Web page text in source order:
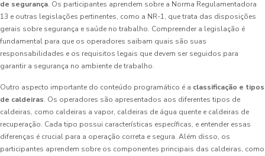
de segurança. Os participantes aprendem sobre a Norma Regulamentadora
13 e outras legislações pertinentes, como a NR-1, que trata das disposições
gerais sobre segurança e saúde no trabalho. Compreender a legislação é
fundamental para que os operadores saibam quais são suas
responsabilidades e os requisitos legais que devem ser seguidos para
garantir a segurança no ambiente de trabalho.
Outro aspecto importante do conteúdo programático é a classificação e tipos
de caldeiras. Os operadores são apresentados aos diferentes tipos de
caldeiras, como caldeiras a vapor, caldeiras de água quente e caldeiras de
recuperação. Cada tipo possui características específicas, e entender essas
diferenças é crucial para a operação correta e segura. Além disso, os
participantes aprendem sobre os componentes principais das caldeiras, como